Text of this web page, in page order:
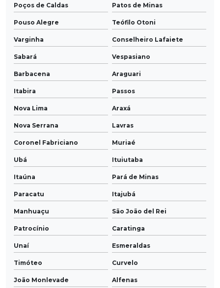
Poços de Caldas Patos de Minas
Pouso Alegre Teófilo Otoni
Varginha Conselheiro Lafaiete
Sabará Vespasiano
Barbacena Araguari
Itabira Passos
Nova Lima Araxá
Nova Serrana Lavras
Coronel Fabriciano Muriaé
Ubá Ituiutaba
Itaúna Pará de Minas
Paracatu Itajubá
Manhuaçu São João del Rei
Patrocínio Caratinga
Unaí Esmeraldas
Timóteo Curvelo
João Monlevade Alfenas